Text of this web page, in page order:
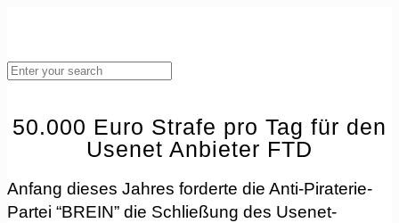
50.000 Euro Strafe pro Tag für den
Usenet Anbieter FTD
Anfang dieses Jahres forderte die Anti-Piraterie-
Partei “BREIN” die Schließung des Usenet-